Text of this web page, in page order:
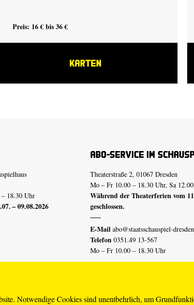
Notwendige Cookies sind unentbehrlich, um
Preis: 16 € bis 36 €
KARTEN
18.30 Uhr
– 09.08.2026
Abo-Service im
Theaterstraße 2, 01067 Dresden
Mo – Fr 10.00 – 18.30 Uhr, Sa
Während der Theaterferien vom
geschlossen.
E-Mail abo@staatsschauspiel-
Telefon 0351.49 13-567
Mo – Fr 10.00 – 18.30 Uhr
Erklärung Barrierefreiheit